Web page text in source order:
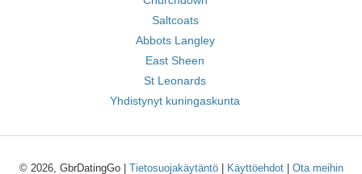
Saltcoats
Abbots Langley
East Sheen
St Leonards
Yhdistynyt kuningaskunta
© 2026, GbrDatingGo | Tietosuojakäytäntö| Käyttöehdot| Ota meihin